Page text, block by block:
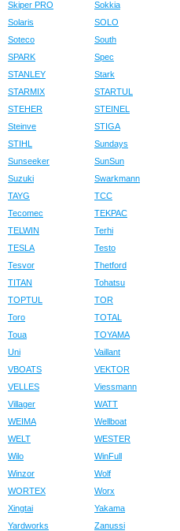
Skiper PRO
Sokkia
Solaris
SOLO
Soteco
South
SPARK
Spec
STANLEY
Stark
STARMIX
STARTUL
STEHER
STEINEL
Steinve
STIGA
STIHL
Sundays
Sunseeker
SunSun
Suzuki
Swarkmann
TAYG
TCC
Tecomec
TEKPAC
TELWIN
Terhi
TESLA
Testo
Tesvor
Thetford
TITAN
Tohatsu
TOPTUL
TOR
Toro
TOTAL
Toua
TOYAMA
Uni
Vaillant
VBOATS
VEKTOR
VELLES
Viessmann
Villager
WATT
WEIMA
Wellboat
WELT
WESTER
Wilo
WinFull
Winzor
Wolf
WORTEX
Worx
Xingtai
Yakama
Yardworks
Zanussi